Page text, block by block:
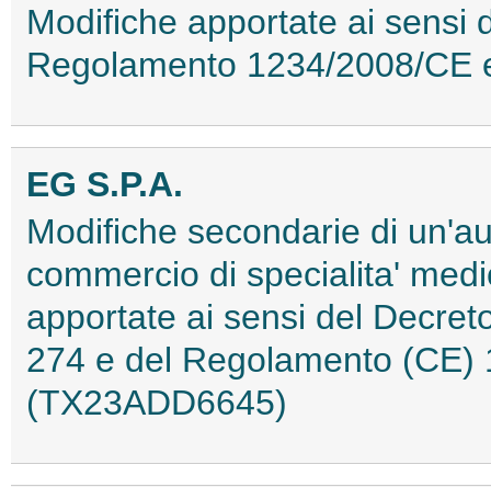
Modifiche apportate ai sensi
Regolamento 1234/2008/CE
EG S.P.A.
Modifiche secondarie di
commercio di specialita'
apportate ai sensi del
274 e del Regolamento
(TX23ADD6645)